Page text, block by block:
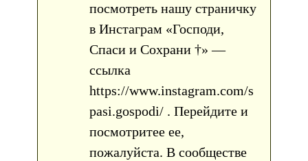
посмотреть нашу страничку
в Инстаграм «Господи,
Спаси и Сохрани †» —
ссылка
https://www.instagram.com/s
pasi.gospodi/ . Перейдите и
посмотритее ее,
пожалуйста. В сообществе